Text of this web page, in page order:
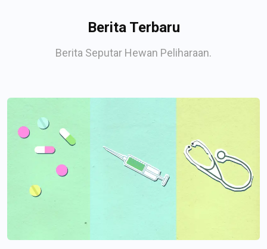
Berita Terbaru
Berita Seputar Hewan Peliharaan.